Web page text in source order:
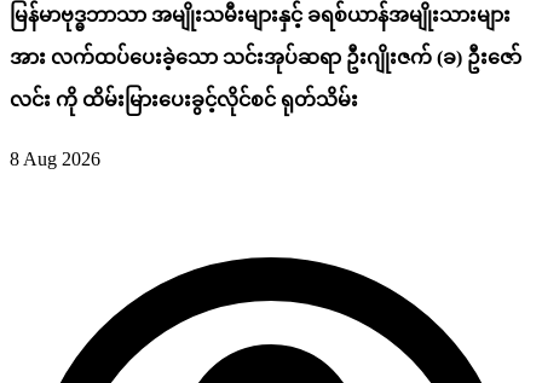
မြန်မာဗုဒ္ဓဘာသာ အမျိုးသမီးများနှင့် ခရစ်ယာန်အမျိုးသားများ
အား လက်ထပ်ပေးခဲ့သော သင်းအုပ်ဆရာ ဦးဂျိုးဇက် (ခ) ဦးဇော်
လင်း ကို ထိမ်းမြားပေးခွင့်လိုင်စင် ရုတ်သိမ်း
8 Aug 2026